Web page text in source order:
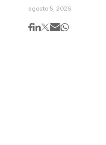
agosto 5, 2026